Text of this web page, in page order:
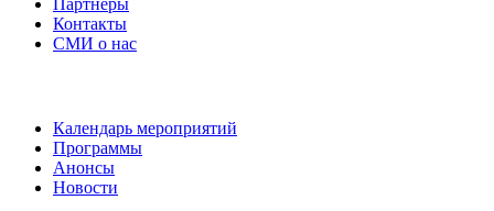
Контакты
СМИ о нас
Календарь мероприятий
Программы
Анонсы
Новости